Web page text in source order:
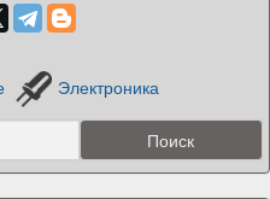
Электроника